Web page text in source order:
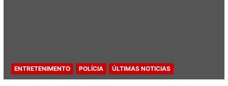
ENTRETENIMENTO POLÍCIA ÚLTIMAS NOTICIAS